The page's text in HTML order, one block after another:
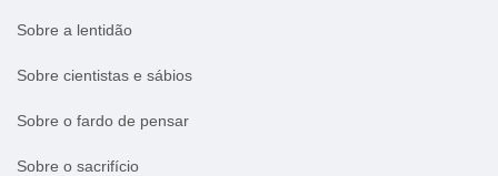
Sobre a lentidão
Sobre cientistas e sábios
Sobre o fardo de pensar
Sobre o sacrifício